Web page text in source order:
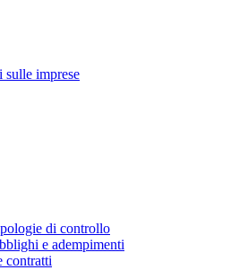
sulle imprese
di controllo
e adempimenti
contratti